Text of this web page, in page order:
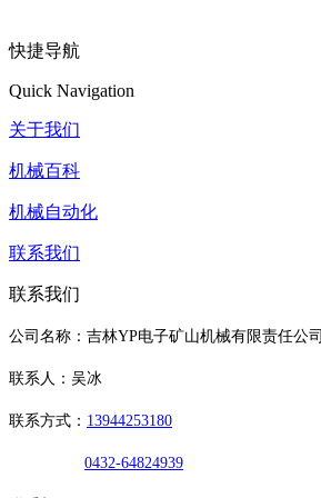
快捷导航
Quick Navigation
关于我们
机械百科
机械自动化
联系我们
联系我们
公司名称：吉林YP电子矿山机械有限责任公司
联系人：吴冰
联系方式： 13944253180
0432-64824939